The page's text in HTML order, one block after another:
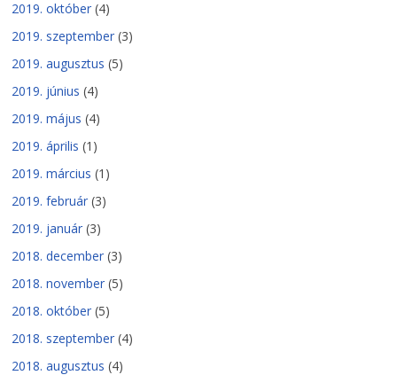
2019. október (4)
2019. szeptember (3)
2019. augusztus (5)
2019. június (4)
2019. május (4)
2019. április (1)
2019. március (1)
2019. február (3)
2019. január (3)
2018. december (3)
2018. november (5)
2018. október (5)
2018. szeptember (4)
2018. augusztus (4)